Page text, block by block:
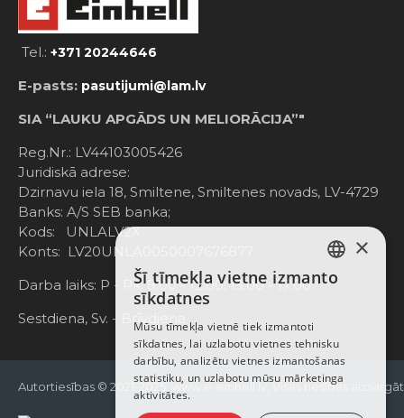
Tel.: +371 20244646
E-pasts: pasutijumi@lam.lv
SIA “LAUKU APGĀDS UN MELIORĀCIJA”"
Reg.Nr.: LV44103005426
Juridiskā adrese:
Dzirnavu iela 18, Smiltene, Smiltenes novads, LV-4729
Banks: A/S SEB banka;
Kods: UNLALV2X
Konts: LV20UNLA0050007676877
Darba laiks: P - Pk. 8:00 - 12:00; 13:00 - 17:00
Sestdiena, Sv. - Brīvdiena
Autortiesības © 2021-2025, www.e-einhell.lv, Visas tiesības
LATVIAN
ENGLISH
×
Šī tīmekļa vietne izmanto
sīkdatnes
Mūsu tīmekļa vietnē tiek izmantoti
sīkdatnes, lai uzlabotu vietnes tehnisku
darbību, analizētu vietnes izmantošanas
statistiku, un uzlabotu mūsu mārketinga
aktivitātes.